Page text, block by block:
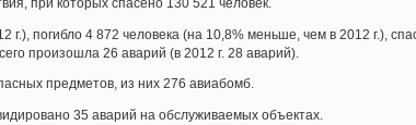
погибло 4 872 человека (на 10,8% меньше, чем в 2012 г.),
произошла 26 аварий (в 2012 г. 28 аварий).
предметов, из них 276 авиабомб.
35 аварий на обслуживаемых объектах.